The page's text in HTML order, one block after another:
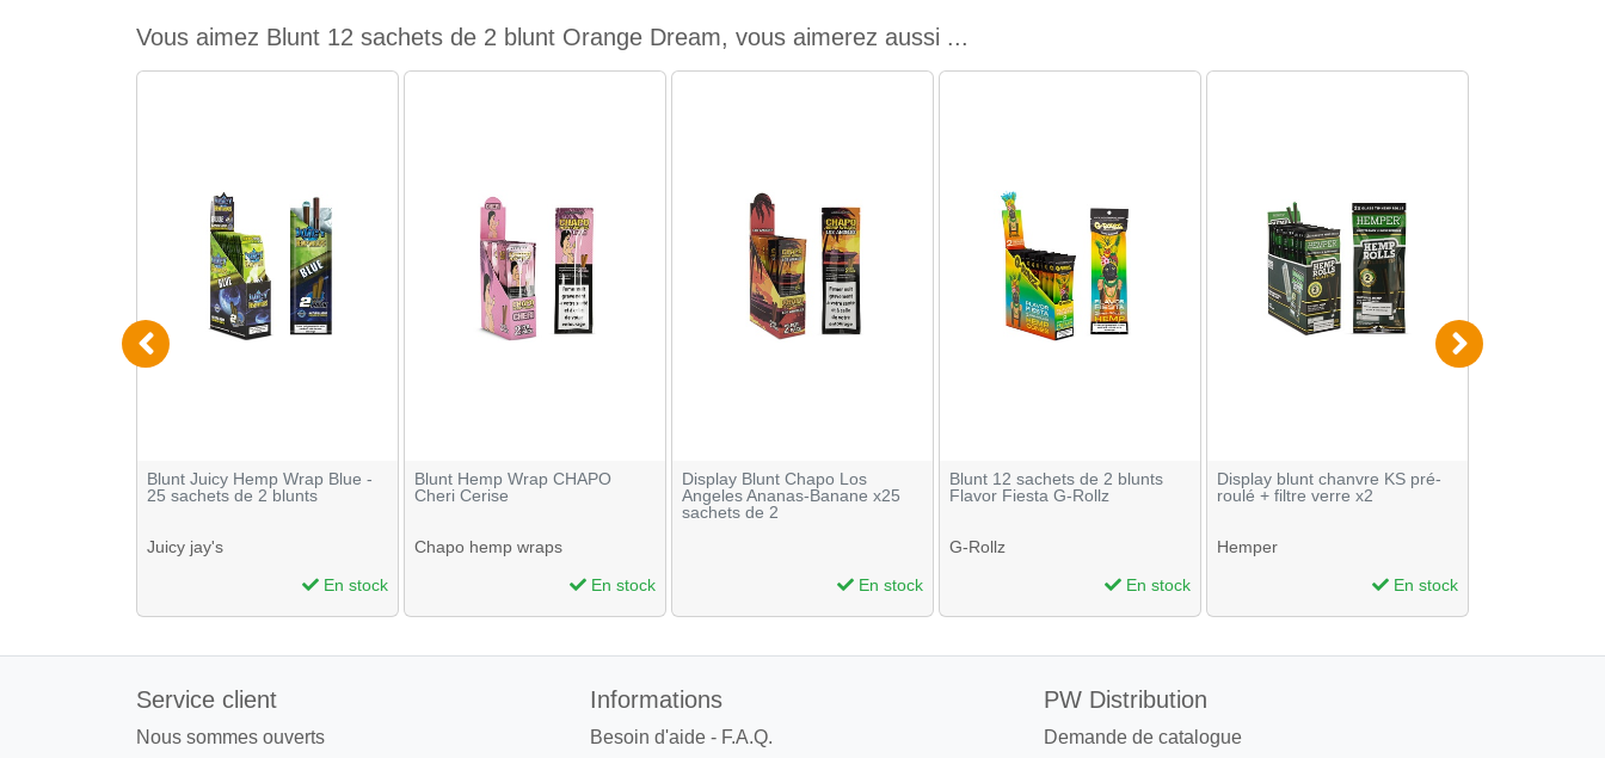
Vous aimez Blunt 12 sachets de 2 blunt Orange Dream, vous aimerez aussi ...
Blunt Juicy Hemp Wrap Blue -
25 sachets de 2 blunts
Juicy jay's
En stock
Blunt Hemp Wrap CHAPO
Cheri Cerise
Chapo hemp wraps
En stock
Display Blunt Chapo Los
Angeles Ananas-Banane x25
sachets de 2
En stock
Blunt 12 sachets de 2 blunts
Flavor Fiesta G-Rollz
G-Rollz
En stock
Display blunt chanvre KS pré-
roulé + filtre verre x2
Hemper
En stock
Service client
Nous sommes ouverts
Informations
Besoin d'aide - F.A.Q.
PW Distribution
Demande de catalogue